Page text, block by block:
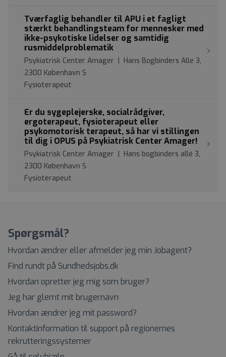
Tværfaglig behandler til APU i et fagligt
stærkt behandlingsteam for mennesker med
ikke-psykotiske lidelser og samtidig
rusmiddelproblematik
Psykiatrisk Center Amager | Hans Bogbinders Alle 3,
2300 København S
Fysioterapeut
Er du sygeplejerske, socialrådgiver,
ergoterapeut, fysioterapeut eller
psykomotorisk terapeut, så har vi stillingen
til dig i OPUS på Psykiatrisk Center Amager!
Psykiatrisk Center Amager | Hans bogbinders allé 3,
2300 København S
Fysioterapeut
Spørgsmål?
Hvordan ændrer eller afmelder jeg min Jobagent?
Find rundt på Sundhedsjobs.dk
Hvordan opretter jeg mig som bruger?
Jeg har glemt mit brugernavn
Hvordan ændrer jeg mit password?
Kontaktinformation til support på regionernes
rekrutteringssystemer